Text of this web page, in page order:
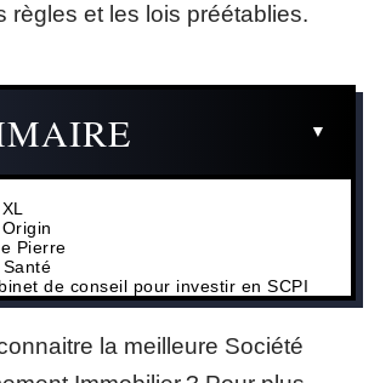
règles et les lois préétablies.
Pierre
de conseil pour investir en SCPI
la meilleure Société